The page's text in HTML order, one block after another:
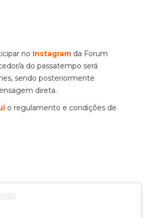
no Instagram da Forum
a do passatempo será
sendo posteriormente
direta.
o regulamento e condições de